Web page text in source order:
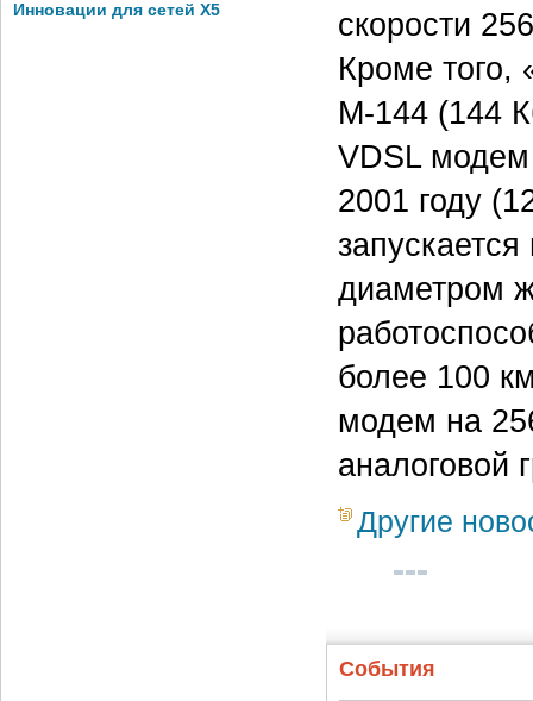
Инновации для сетей X5
скорости
Кроме того,
М-144 (144
VDSL
2001 году
диаметром
более 100
модем на
аналоговой
Другие
События